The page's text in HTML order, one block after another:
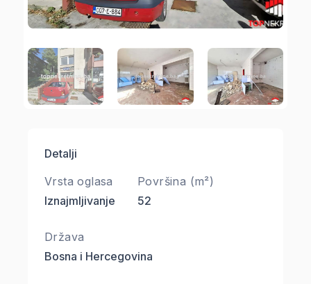
Detalji
Vrsta oglasa
Iznajmljivanje
Površina (m²)
52
Država
Bosna i Hercegovina